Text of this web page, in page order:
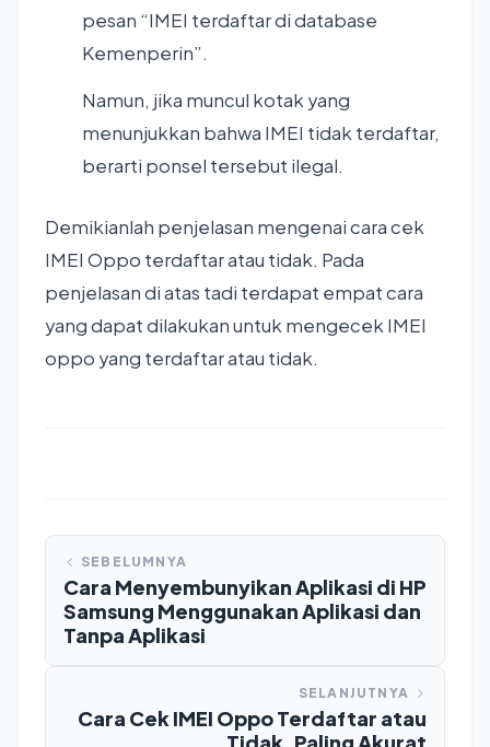
pesan “IMEI terdaftar di database
Kemenperin”.
Namun, jika muncul kotak yang
menunjukkan bahwa IMEI tidak terdaftar,
berarti ponsel tersebut ilegal.
Demikianlah penjelasan mengenai cara cek
IMEI Oppo terdaftar atau tidak. Pada
penjelasan di atas tadi terdapat empat cara
yang dapat dilakukan untuk mengecek IMEI
oppo yang terdaftar atau tidak.
SEBELUMNYA
Cara Menyembunyikan Aplikasi di HP
Samsung Menggunakan Aplikasi dan
Tanpa Aplikasi
SELANJUTNYA
Cara Cek IMEI Oppo Terdaftar atau
Tidak, Paling Akurat